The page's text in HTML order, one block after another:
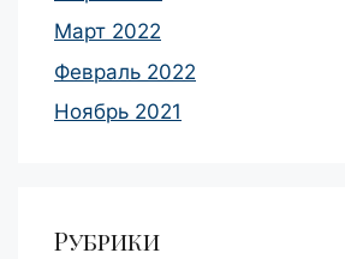
Март 2022
Февраль 2022
Ноябрь 2021
Рубрики